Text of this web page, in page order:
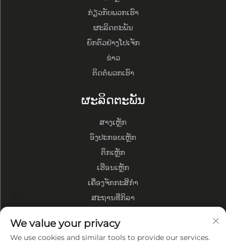
ກ່ຽວກັບພວກເຮົາ
ຜະລິດຕະພັນ
ຍົກຕົວຢ່າງໂປເຈັກ
ຂ່າວ
ຕິດຕໍ່ພວກເຮົາ
ຜະລິດຕະພັນ
ສາງເຫຼັກ
ອົງປະກອບເຫຼັກ
ຕຶກເຫຼັກ
ເຮືອນເຫຼັກ
ເຄື່ອງຈັກກະສິກຳ
ສະຖານທີ່ກິລາ
ກ່ຽວກັບບໍລິສັດ
We value your privacy
We use cookies and similar tools to provide our services.